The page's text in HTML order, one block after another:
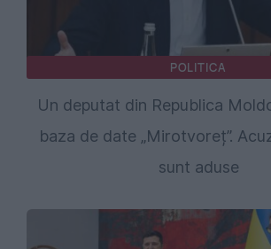
POLITICA
Un deputat din Republica
baza de date „Mirotvoreț”.
sunt aduse